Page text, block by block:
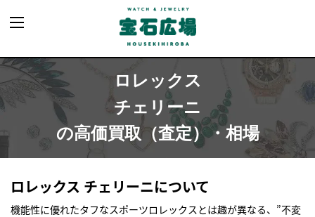
ロレックス
チェリーニ
の高価買取（査定）・相場
ロレックス チェリーニについて
機能性に優れたタフなスポーツロレックスとは趣が異なる、”不変